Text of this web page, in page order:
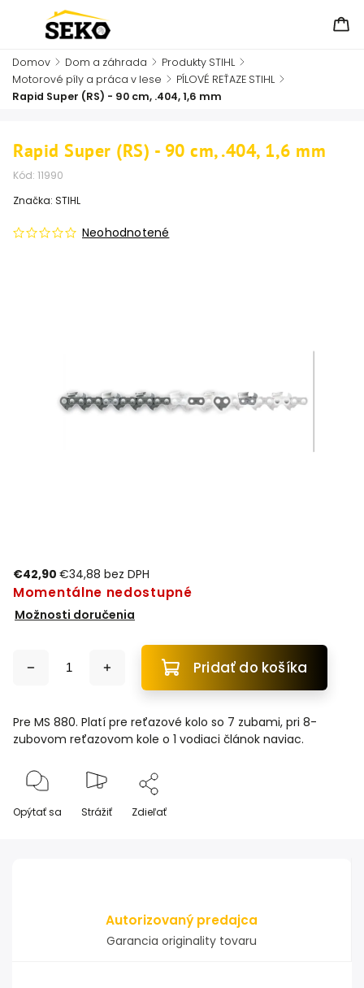
Domov / Dom a záhrada / Produkty STIHL /
Motorové píly a práca v lese / PÍLOVÉ REŤAZE STIHL /
Rapid Super (RS) - 90 cm, .404, 1,6 mm
Rapid Super (RS) - 90 cm, .404, 1,6 mm
Kód: 11990
Neohodnotené
Značka: STIHL
€42,90 €34,88 bez DPH
Momentálne nedostupné
Možnosti doručenia
Pridať do košíka
Pre MS 880. Platí pre reťazové kolo so 7 zubami, pri 8-
zubovom reťazovom kole o 1 vodiaci článok naviac.
Opýtať sa Strážiť Zdieľať
Autorizovaný predajca
Garancia originality tovaru